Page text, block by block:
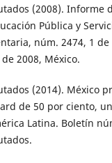
(2008). Informe
Pública y
núm. 2474, 1
2008, México.
(2014). México
de 50 por ciento,
Latina. Boletín